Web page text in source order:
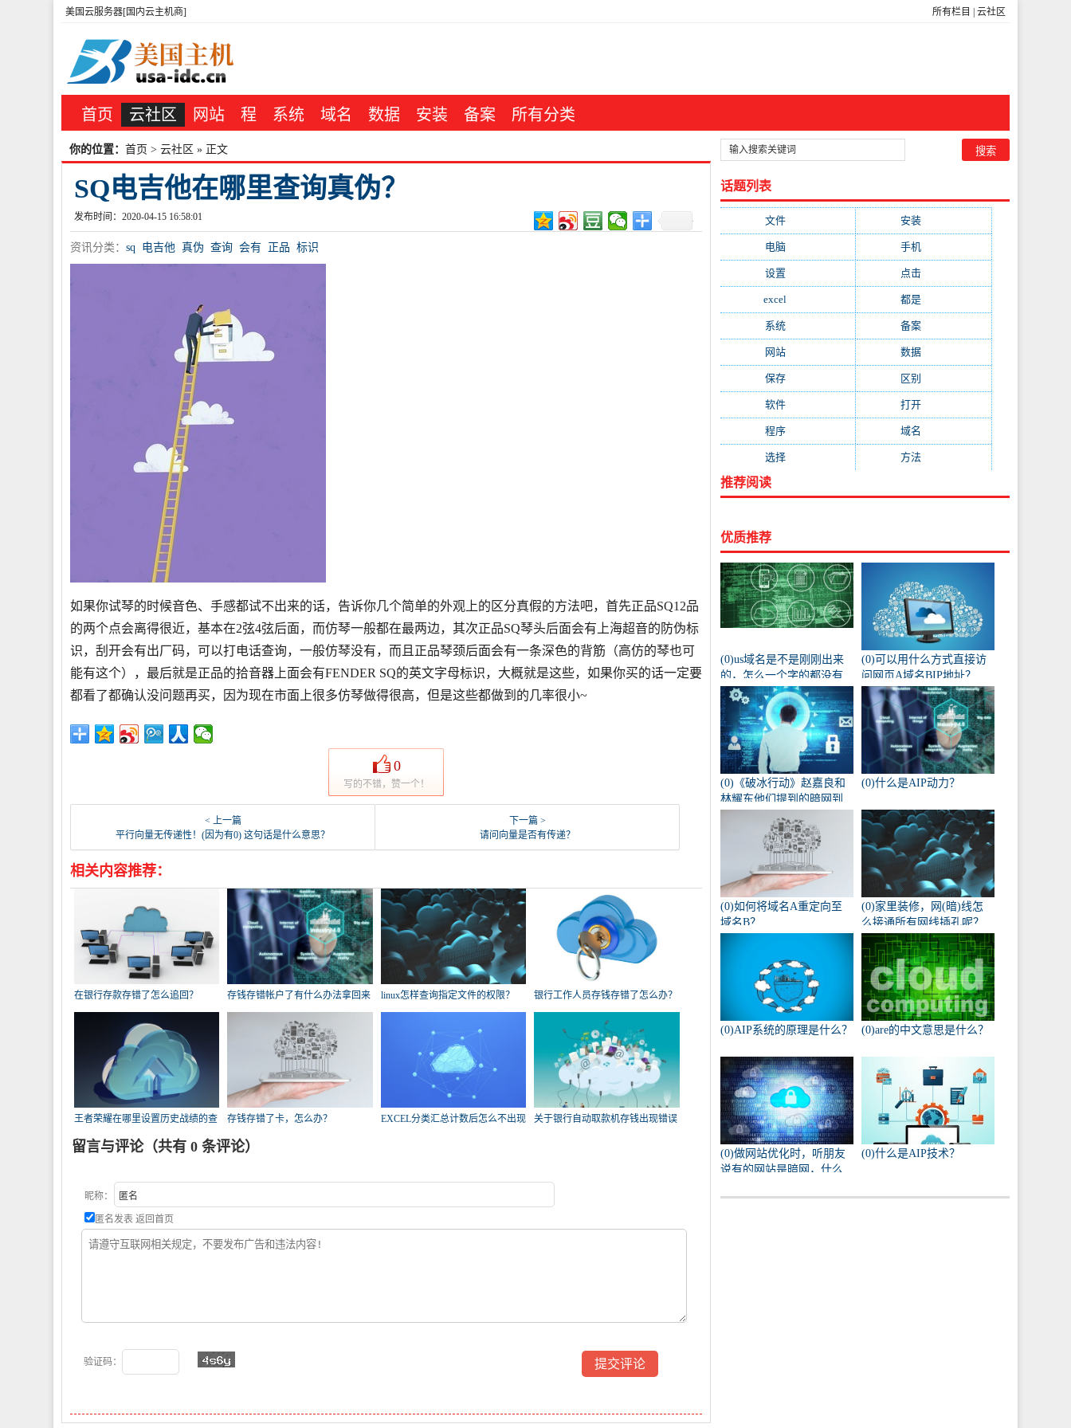
所有栏目 云社区
美国云服务器[国内云主机商]
首页 云社区 网站 程 系统 域名 数据 安装 备案 所有分类
你的位置： 首页 > 云社区 » 正文
SQ电吉他在哪里查询真伪？
发布时间：2020-04-15 16:58:01
资讯分类： sq 电吉他 真伪 查询 会有 正品 标识
如果你试琴的时候音色、手感都试不出来的话，告诉你几个简单的外观上的区分真假的方法吧，首先正品SQ12品
的两个点会离得很近，基本在2弦4弦后面，而仿琴一般都在最两边，其次正品SQ琴头后面会有上海超音的防伪标
识，刮开会有出厂码，可以打电话查询，一般仿琴没有，而且正品琴颈后面会有一条深色的背筋（高仿的琴也可
能有这个），最后就是正品的拾音器上面会有FENDER SQ的英文字母标识，大概就是这些，如果你买的话一定要
都看了都确认没问题再买，因为现在市面上很多仿琴做得很高，但是这些都做到的几率很小~
0
写的不错，赞一个！
< 上一篇
平行向量无传递性！(因为有0) 这句话是什么意思？
下一篇 >
请问向量是否有传递？
相关内容推荐：
在银行存款存错了怎么追回？
存钱存错帐户了有什么办法拿回来
linux怎样查询指定文件的权限？ 银行工作人员存钱存错了怎么办？
王者荣耀在哪里设置历史战绩的查
询权限？
存钱存错了卡，怎么办？
EXCEL分类汇总计数后怎么不出现
关于银行自动取款机存钱出现错误
留言与评论（共有 0 条评论）
昵称：
匿名发表 返回首页
验证码：
话题列表
文件(755) 安装
电脑(688) 手机
设置 点击
excel 都是
系统(495) 备案
网站(461) 数据
保存(438) 区别
软件(419) 打开
程序(387) 域名
选择(333) 方法
推荐阅读
优质推荐
(0)us域名是不是刚刚出来
的，怎么一个字的都没有
人注册阿？
(0)可以用什么方式直接访
问网页A域名BIP地址？
(0)《破冰行动》赵嘉良和
林耀东他们提到的暗网到
(0)什么是AIP动力？
(0)如何将域名A重定向至
域名B？
(0)家里装修，网(暗)线怎
么接通所有网线插孔呢？
(0)AIP系统的原理是什么？ (0)are的中文意思是什么？
(0)做网站优化时，听朋友
说有的网站是暗网，什么
(0)什么是AIP技术？